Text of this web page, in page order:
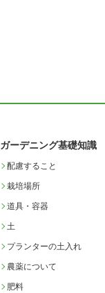
ガーデニング基礎知識
配慮すること
栽培場所
道具・容器
土
プランターの土入れ
農薬について
肥料